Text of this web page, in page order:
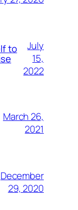
to
July
15,
2022
March 26,
2021
December
29, 2020